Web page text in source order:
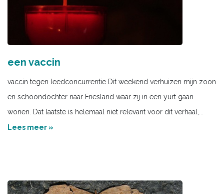
een vaccin
vaccin tegen leedconcurrentie Dit weekend verhuizen mijn zoon
en schoondochter naar Friesland waar zij in een yurt gaan
wonen. Dat laatste is helemaal niet relevant voor dit verhaal,...
Lees meer »